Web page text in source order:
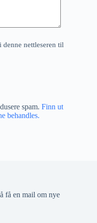
denne nettleseren til
spam. Finn ut
behandles.
få en mail om nye